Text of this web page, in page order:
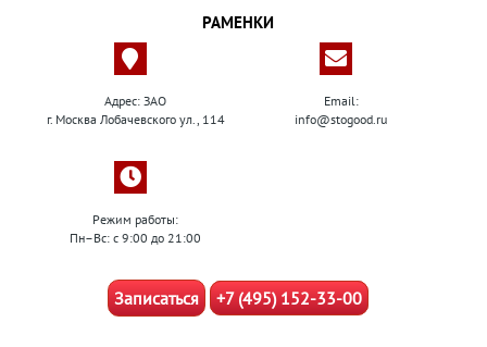
РАМЕНКИ
Адрес: ЗАО
г. Москва Лобачевского ул., 114
Email:
info@stogood.ru
Режим работы:
Пн–Вс: с 9:00 до 21:00
Записаться +7 (495) 152-33-00